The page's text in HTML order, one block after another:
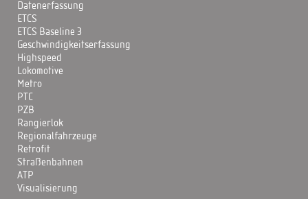
Datenerfassung
ETCS
ETCS Baseline 3
Geschwindigkeitserfassung
Highspeed
Lokomotive
Metro
PTC
PZB
Rangierlok
Regionalfahrzeuge
Retrofit
Straßenbahnen
ATP
Visualisierung